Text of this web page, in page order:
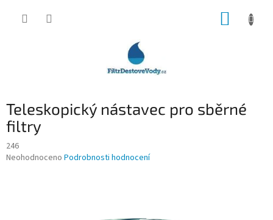
Teleskopický nástavec pro sběrné
filtry
246
Průměrné
Neohodnoceno Podrobnosti hodnocení